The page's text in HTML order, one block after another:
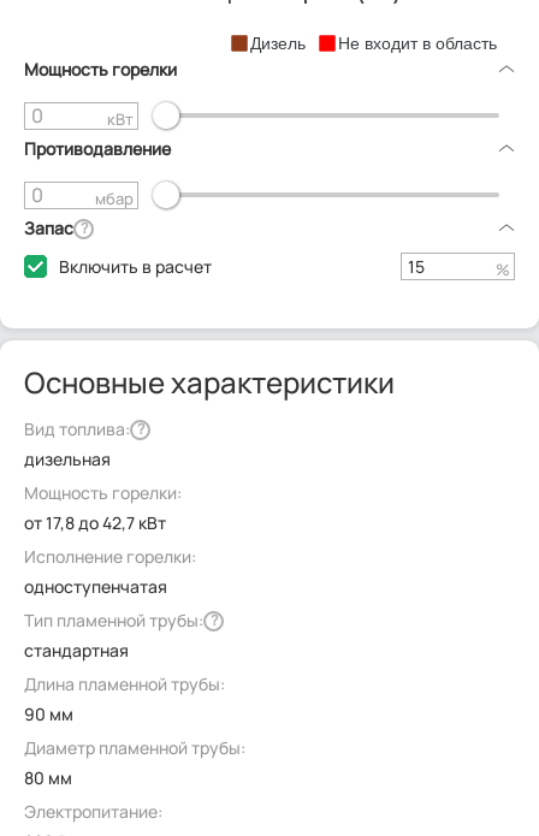
Дизель Не входит в область
Мощность горелки
кВт
Противодавление
мбар
Запас ?
Включить в расчет %
Основные характеристики
Вид топлива: ?
дизельная
Мощность горелки:
от 17,8 до 42,7 кВт
Исполнение горелки:
одноступенчатая
Тип пламенной трубы: ?
стандартная
Длина пламенной трубы:
90 мм
Диаметр пламенной трубы:
80 мм
Электропитание: